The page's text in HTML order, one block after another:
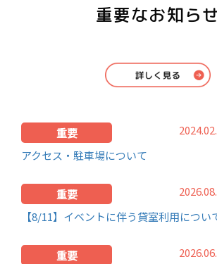
重要なお知らせ
重要
アクセス・駐車場について
重要
【8/11】イベントに伴う貸室利用につい
重要